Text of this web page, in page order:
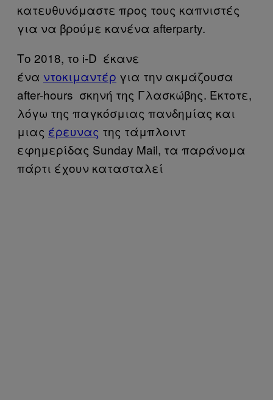
κατευθυνόμαστε προς τους καπνιστές
για να βρούμε κανένα afterparty.
Το 2018, το i-D έκανε
ένα ντοκιμαντέρ για την ακμάζουσα
after-hours σκηνή της Γλασκώβης. Έκτοτε,
λόγω της παγκόσμιας πανδημίας και
μιας έρευνας της τάμπλοιντ
εφημερίδας Sunday Mail, τα παράνομα
πάρτι έχουν κατασταλεί